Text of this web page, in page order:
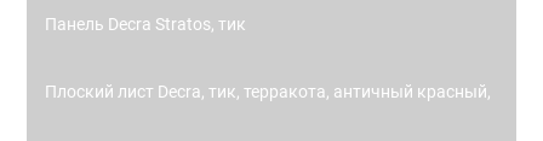
Панель Decra Stratos, тик
Плоский лист Decra, тик, терракота, античный красный,